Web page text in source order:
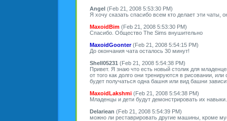
Angel (Feb 21, 2008 5:53:30 PM)
Я хочу сказать спасибо всем кто делает эти чаты,
MaxoidBim (Feb 21, 2008 5:53:30 PM)
Спасибо. Общество The Sims внушительно
MaxoidGoonter(Feb 21, 2008 5:54:15 PM)
До окончания чата осталось 30 минут!
Shell05231 (Feb 21, 2008 5:54:38 PM)
Привет. Я знаю что есть новый столик для
от того как долго они тренируются в рисовании,
будет получаться одна башня или вид башни
MaxoidLakshmi (Feb 21, 2008 5:54:38 PM)
Младенцы и дети будут демонстрировать их навыки.
Delariean (Feb 21, 2008 5:54:39 PM)
можно ли реставрировать другие машины, кроме